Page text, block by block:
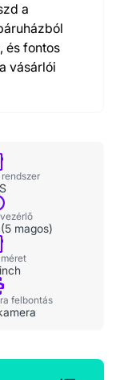
a
és fontos
vásárlói
magos)
felbontás